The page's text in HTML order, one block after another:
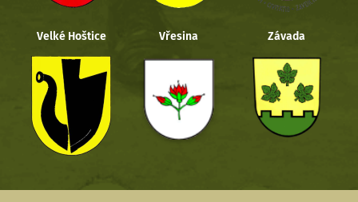
Velké Hoštice Vřesina Závada